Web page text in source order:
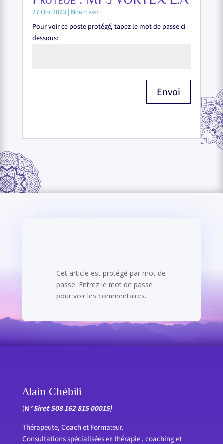
27 Oct 2023| Non classé
Pour voir ce poste protégé, tapez le mot de passe ci-
dessous:
Envoi
Cet article est protégé par mot de
passe. Entrez le mot de passe
pour voir les commentaires.
Alain Chébili
(N° Siret 508 162 815 00015)
Thérapeute, Coach et Formateur.
Consultations spécialisées en thérapie , coaching et